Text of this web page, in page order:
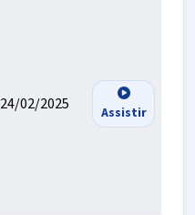
24/02/2025 Assistir